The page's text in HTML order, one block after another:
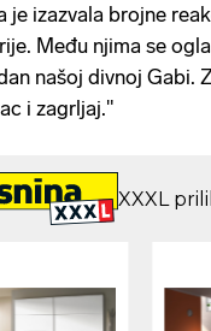
je izazvala brojne
Među njima se
našoj divnoj Gabi.
i zagrljaj."